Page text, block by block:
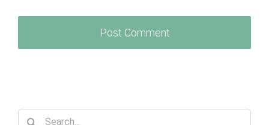
Search